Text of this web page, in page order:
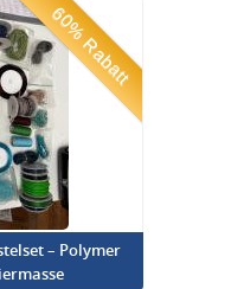
60% Rabatt
– Polymer